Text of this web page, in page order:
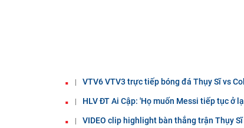
VTV6 VTV3 trực tiếp bóng đá Thụy Sĩ vs
HLV ĐT Ai Cập: 'Họ muốn Messi tiếp tục ở
VIDEO clip highlight bàn thắng trận Thụy